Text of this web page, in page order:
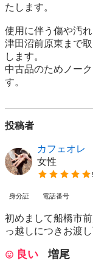
たします。
使用に伴う傷や汚
津田沼前原東まで
します。
中古品のためノー
す。
投稿者
カフェオレ
女性
身分証 電話番号
初めまして船橋市
っ越しにつきお渡
良い 増尾